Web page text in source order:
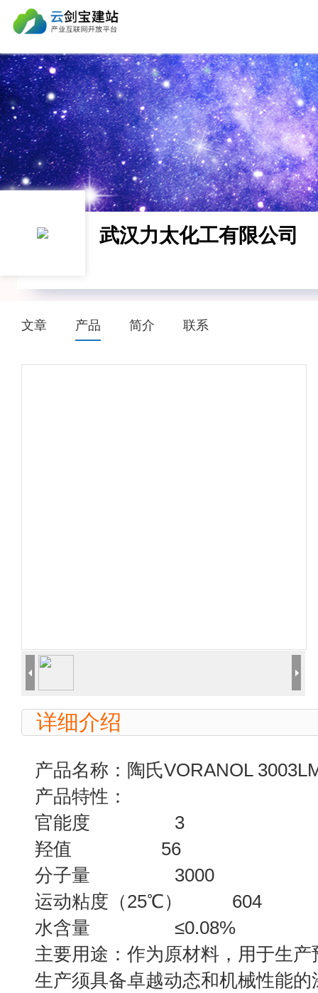
武汉力太化工有限公司
文章 产品 简介 联系
详细介绍
产品名称：陶氏VORANOL
产品特性：
官能度 3
羟值 56
分子量 3000
运动粘度（25℃） 604
水含量 ≤0.08%
主要用途：作为原材料，用于生
生产须具备卓越动态和机械性能